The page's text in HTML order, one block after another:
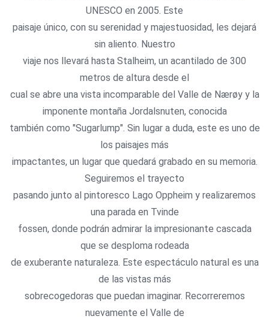
UNESCO en 2005. Este
paisaje único, con su serenidad y majestuosidad, les dejará
sin aliento. Nuestro
viaje nos llevará hasta Stalheim, un acantilado de 300
metros de altura desde el
cual se abre una vista incomparable del Valle de Nærøy y la
imponente montaña Jordalsnuten, conocida
también como "Sugarlump". Sin lugar a duda, este es uno de
los paisajes más
impactantes, un lugar que quedará grabado en su memoria.
Seguiremos el trayecto
pasando junto al pintoresco Lago Oppheim y realizaremos
una parada en Tvinde
fossen, donde podrán admirar la impresionante cascada
que se desploma rodeada
de exuberante naturaleza. Este espectáculo natural es una
de las vistas más
sobrecogedoras que puedan imaginar. Recorreremos
nuevamente el Valle de